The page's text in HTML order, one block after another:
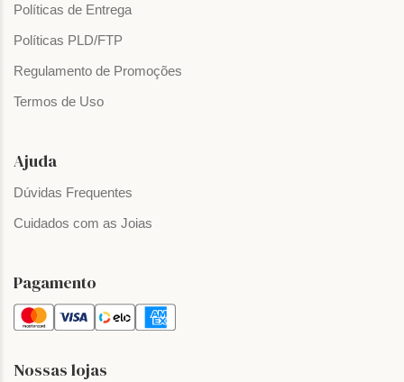
Políticas de Entrega
Políticas PLD/FTP
Regulamento de Promoções
Termos de Uso
Ajuda
Dúvidas Frequentes
Cuidados com as Joias
Pagamento
Nossas lojas